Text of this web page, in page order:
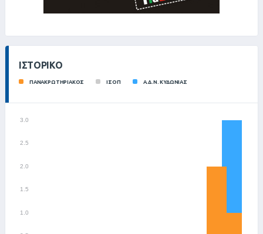
ΙΣΤΟΡΙΚΌ
ΠΑΝΑΚΡΩΤΗΡΙΑΚΟΣ ΙΣΟΠ Α.Δ.Ν. ΚΥΔΩΝΙΑΣ